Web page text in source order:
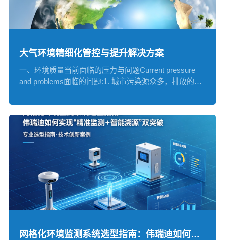
大气环境精细化管控与提升解决方案
一、环境质量当前面临的压力与问题Current pressure
and problems面临的问题:1. 城市污染源众多，排放的随
网格化环境监测系统选型指南：伟瑞迪如何实现 "精准监测 + 智能溯源" 双突破